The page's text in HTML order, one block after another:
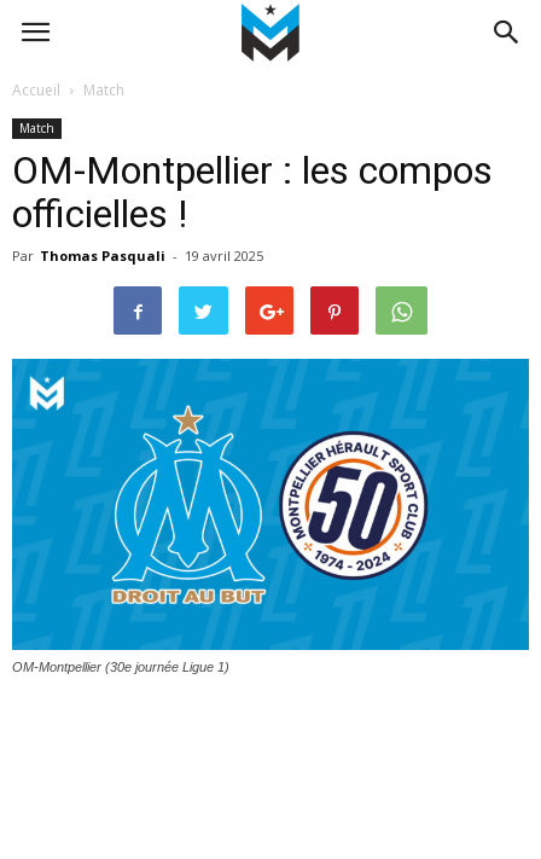
Accueil Match
Match
OM-Montpellier : les compos
officielles !
Par Thomas Pasquali - 19 avril 2025
OM-Montpellier (30e journée Ligue 1)